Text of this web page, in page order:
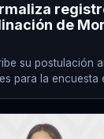
de
su postulación
para la encuesta